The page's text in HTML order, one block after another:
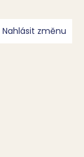
Nahlásit změnu